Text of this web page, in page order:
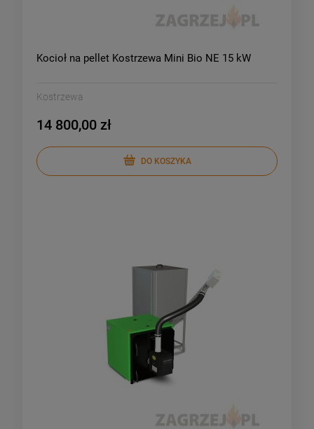
Kocioł na pellet Kostrzewa Mini Bio NE 15 kW
Kostrzewa
14 800,00 zł
DO KOSZYKA